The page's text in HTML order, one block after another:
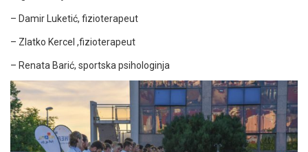
– Damir Luketić, fizioterapeut
– Zlatko Kercel ,fizioterapeut
– Renata Barić, sportska psihologinja